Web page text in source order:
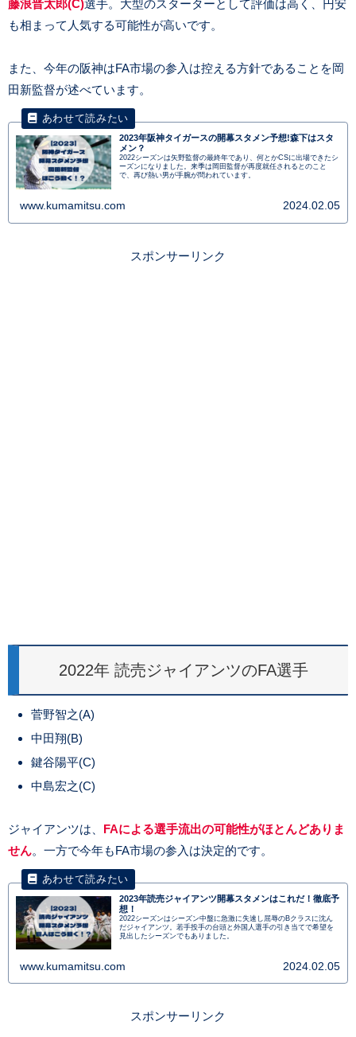
藤浪晋太郎(C)選手。大型のスターターとして評価は高く、円安
も相まって人気する可能性が高いです。
また、今年の阪神はFA市場の参入は控える方針であることを岡
田新監督が述べています。
2023年阪神タイガースの開幕スタメン予想!森下はスタ
メン？
2022シーズンは矢野監督の最終年であり、何とかCSに出場できたシ
ーズンになりました。来季は岡田監督が再度就任されるとのこと
で、再び熱い男が手腕が問われています。
www.kumamitsu.com 2024.02.05
スポンサーリンク
2022年 読売ジャイアンツのFA選手
菅野智之(A)
中田翔(B)
鍵谷陽平(C)
中島宏之(C)
ジャイアンツは、 FAによる選手流出の可能性がほとんどありま
せん。一方で今年もFA市場の参入は決定的です。
2023年読売ジャイアンツ開幕スタメンはこれだ！徹底予
想！
2022シーズンはシーズン中盤に急激に失速し屈辱のBクラスに沈ん
だジャイアンツ。若手投手の台頭と外国人選手の引き当てで希望を
見出したシーズンでもありました。
www.kumamitsu.com 2024.02.05
スポンサーリンク